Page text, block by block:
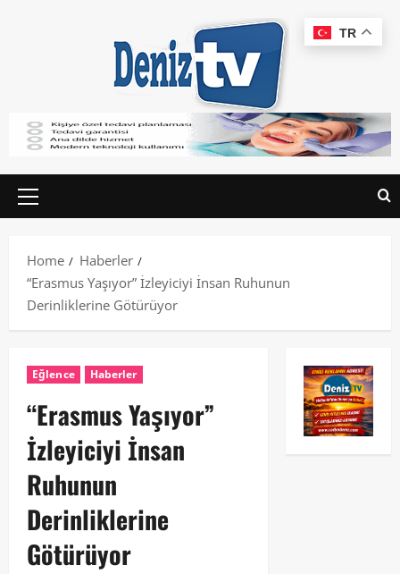
Home
Haberler
“Erasmus Yaşıyor” İzleyiciyi İnsan Ruhunun
Derinliklerine Götürüyor
Eğlence Haberler
“Erasmus Yaşıyor”
İzleyiciyi İnsan
Ruhunun
Derinliklerine
Götürüyor
TR